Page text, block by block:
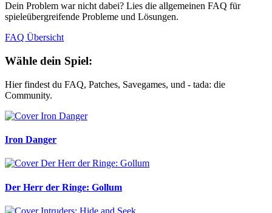
Dein Problem war nicht dabei? Lies die allgemeinen FAQ für
spieleübergreifende Probleme und Lösungen.
FAQ Übersicht
Wähle dein Spiel:
Hier findest du FAQ, Patches, Savegames, und - tada: die
Community.
Iron Danger
Der Herr der Ringe: Gollum